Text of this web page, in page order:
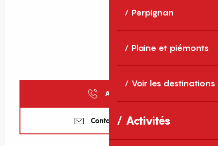
Perpignan
Plaine et piémonts
Voir les destinations
Activités
Appeler
Contactez-nous